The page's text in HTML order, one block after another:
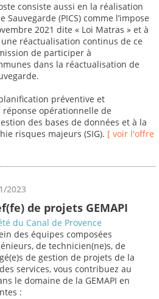
consiste aussi en la réalisation
(PICS) comme l’impose
2021 dite « Loi Matras » et à
réactualisation continus de ce
de participer à
dans la réactualisation de
préventive et
réponse opérationnelle de
des bases de données et à la
risques majeurs (SIG). [ voir l'offre
2023
de projets GEMAPI
du Canal de Provence
des équipes composées
de technicien(ne)s, de
de gestion de projets de la
services, vous contribuez au
le domaine de la GEMAPI en
: